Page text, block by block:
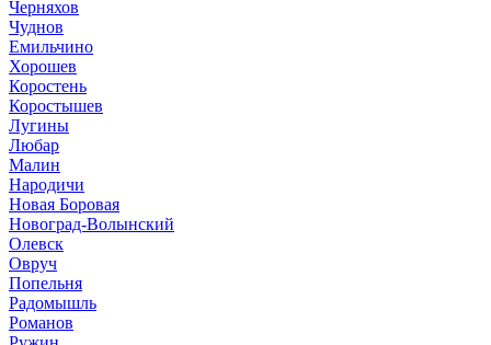
Черняхов
Чуднов
Емильчино
Хорошев
Коростень
Коростышев
Лугины
Любар
Малин
Народичи
Новая Боровая
Новоград-Волынский
Олевск
Овруч
Попельня
Радомышль
Романов